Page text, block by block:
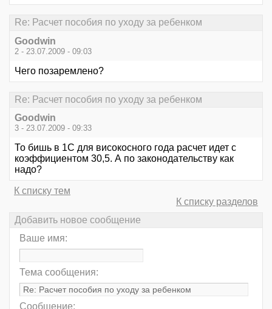
Re: Расчет пособия по уходу за ребенком
Goodwin
2 - 23.07.2009 - 09:03
Чего позаремлено?
Re: Расчет пособия по уходу за ребенком
Goodwin
3 - 23.07.2009 - 09:33
То бишь в 1С для високосного года расчет идет с
коэффициентом 30,5. А по законодательству как
надо?
К списку тем
К списку разделов
Добавить новое сообщение
Ваше имя:
Тема сообщения:
Сообщение: